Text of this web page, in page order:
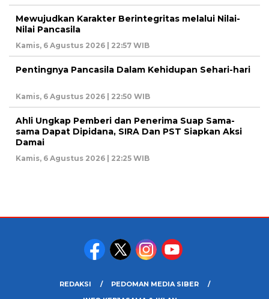
Mewujudkan Karakter Berintegritas melalui Nilai-
Nilai Pancasila
Kamis, 6 Agustus 2026 | 22:57 WIB
Pentingnya Pancasila Dalam Kehidupan Sehari-hari
Kamis, 6 Agustus 2026 | 22:50 WIB
Ahli Ungkap Pemberi dan Penerima Suap Sama-
sama Dapat Dipidana, SIRA Dan PST Siapkan Aksi
Damai
Kamis, 6 Agustus 2026 | 22:25 WIB
REDAKSI
PEDOMAN MEDIA SIBER